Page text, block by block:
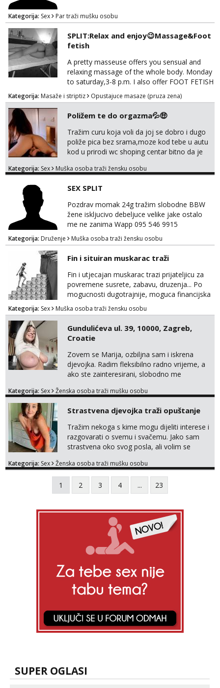
Kategorija: Sex Par traži mušku osobu
SPLIT:Relax and enjoy😉Massage&Foot
fetish
A pretty masseuse offers you sensual and
relaxing massage of the whole body. Monday
to saturday,3-8 p.m. I also offer FOOT FETISH
for lovers of beautiful feets👣👠👡👢 Calls
only,no messages! *NO SEX *PRIORITY IS
GIVEN TO REGULAR CLIENTS
Kategorija: Masaže i striptiz Opustajuce masaze (pruza zena)
Poližem te do orgazma💦🤑
Tražim curu koja voli da joj se dobro i dugo
poliže pica bez srama,moze kod tebe u autu
kod u prirodi wc shoping centar bitno da je
jer nisam solo. Zgodan sam i diskretan,sliku
za brz dogovor Kontakt 0958759047
Kategorija: Sex Muška osoba traži žensku osobu
SEX SPLIT
Pozdrav momak 24g tražim slobodne BBW
žene iskljucivo debeljuce velike jake ostalo
me ne zanima Wapp 095 546 9915
Kategorija: Druženje Muška osoba traži žensku osobu
Fin i situiran muskarac traži
Fin i utjecajan muskarac trazi prijateljicu za
povremene susrete, zabavu, druzenja... Po
mogucnosti dugotrajnije, moguca financijska
potpora!
Kategorija: Sex Muška osoba traži žensku osobu
Gundulićeva ul. 39, 10000, Zagreb,
Croatie
Zovem se Marija, ozbiljna sam i iskrena
djevojka. Radim fleksibilno radno vrijeme, a
ako ste zainteresirani, slobodno me
broj☎️:+385 92 451 2472
Kategorija: Sex Ženska osoba traži mušku osobu
Strastvena djevojka traži opuštanje
Tražim nekoga s kime mogu dijeliti interese i
razgovarati o svemu i svačemu. Jako sam
strastvena oko svog posla, ali volim se
Voljela bi naci nekoga pa da se nemoram
samo s prijateljima opustati ;) Klikni na link
ispod i nadji me tamo, cekam te!
Kategorija: Sex Ženska osoba traži mušku osobu
1 2 3 4 ... 23
SUPER OGLASI